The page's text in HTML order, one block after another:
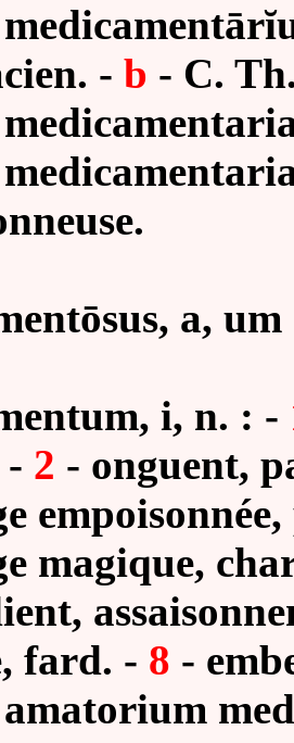
- b - C.
a,
i, n. : -
2 - onguent,
magique,
fard. - 8 -